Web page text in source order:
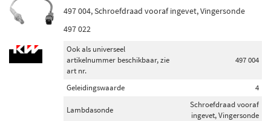
497 004, Schroefdraad vooraf ingevet, Vingersonde
497 022
Ook als universeel
artikelnummer beschikbaar, zie
art nr.
497 004
Geleidingswaarde 4
Lambdasonde
Schroefdraad vooraf
ingevet, Vingersonde